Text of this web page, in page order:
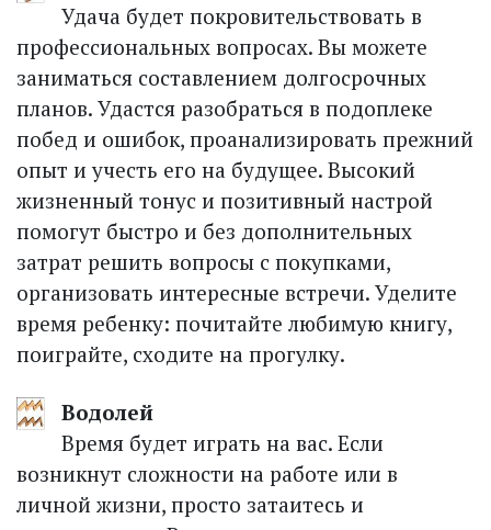
Удача будет покровительствовать в
профессиональных вопросах. Вы можете
заниматься составлением долгосрочных
планов. Удастся разобраться в подоплеке
побед и ошибок, про­анализировать прежний
опыт и учесть его на будущее. Высокий
жизненный тонус и позитивный настрой
помогут быстро и без дополнительных
затрат решить вопросы с покупками,
организовать интересные встречи. Уделите
время ребенку: почитайте любимую книгу,
поиграйте, сходите на прогулку.
Водолей
Время будет играть на вас. Если
возникнут сложности на работе или в
личной жизни, просто затаитесь и